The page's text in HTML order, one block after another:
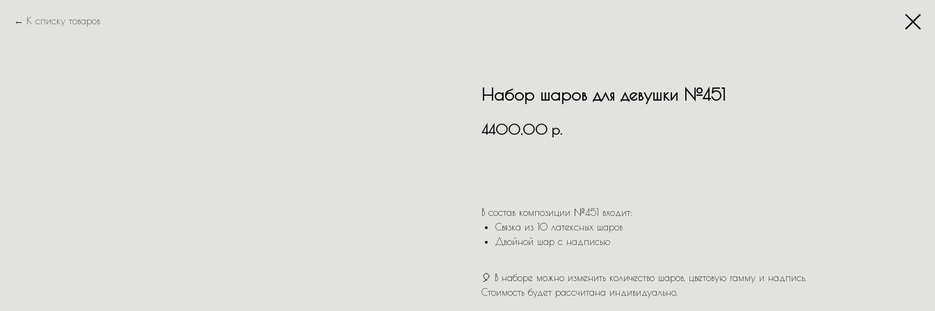
К списку товаров
Набор шаров для девушки №451
4400,00 р.
В состав композиции №451 входит:
Связка из 10 латексных шаров
Двойной шар с надписью
🎈 В наборе можно изменить количество шаров, цветовую гамму и надпись.
Стоимость будет рассчитана индивидуально.